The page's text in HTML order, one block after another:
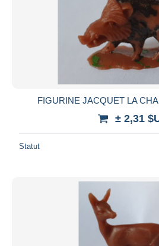
FIGURINE JACQUET LA
± 2,31
Statut